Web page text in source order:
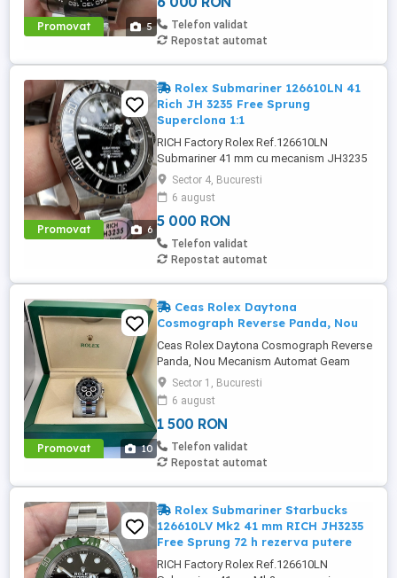
Promovat 5
Clone 4130 cu cronograf complet
funcțional) Diametrul carcasei: 40 mm
GROSIME: 12,5 mm CULOARE CADRUL:
Cadran ...
Telefon validat
Repostat automat
Promovat 6
Rolex Submariner 126610LN 41
Rich JH 3235 Free Sprung
Superclona 1:1
RICH Factory Rolex Ref.126610LN
Submariner 41 mm cu mecanism JH3235
Superclone Free Sprung MIȘCAMENT:
Mecanism automat Asia JingHe Super
Clone JH3235, 28800 bph cu rotor
complet decorat și punți și plăci ca Rolex
Calibre 3235 original, 72 ORE REZERVA,
Free Sprung DIAMETRU CARCASĂ: 41mm
GROSIME: 12.5mm CULOARE ...
Sector 4, Bucuresti
6 august
5 000 RON
Telefon validat
Repostat automat
Promovat 10
Ceas Rolex Daytona
Cosmograph Reverse Panda, Nou
Ceas Rolex Daytona Cosmograph Reverse
Panda, Nou Mecanism Automat Geam
safir rezistent la zgarieturi Semnul Rolex
gravat pe geam la ora 6 Brățară Oyster cu
clasp Glidelock Bezel ceramic negru
(Cerachrom) cu marcaje albe Calitatea
premium, a nu se confunda cu majoritatea
care se gasesc pe piata la preturi ...
Sector 1, Bucuresti
6 august
1 500 RON
Telefon validat
Repostat automat
Rolex Submariner Starbucks
126610LV Mk2 41 mm RICH JH3235
Free Sprung 72 h rezerva putere
RICH Factory Rolex Ref.126610LN